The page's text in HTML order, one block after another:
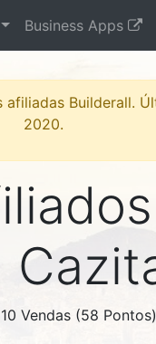
Business Apps
Builderall.
2020.
10 Vendas (58